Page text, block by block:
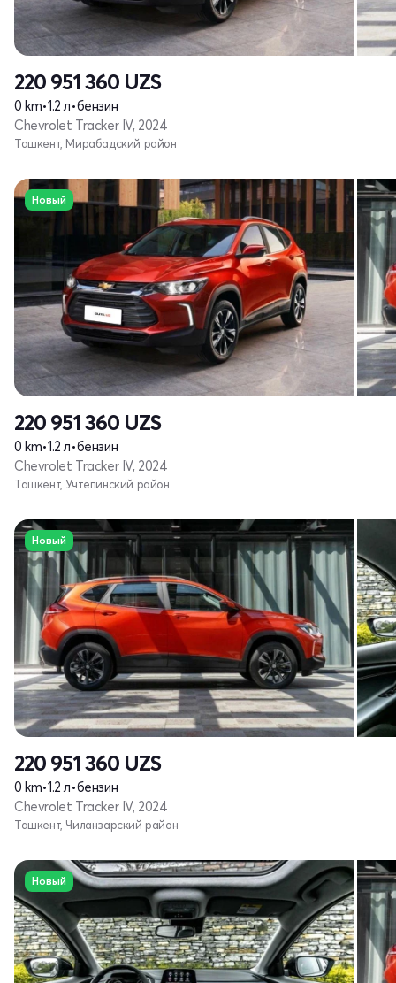
220 951 360 UZS
0 km•1.2 л•бензин
Chevrolet Tracker IV, 2024
Ташкент, Мирабадский район
Новый
220 951 360 UZS
0 km•1.2 л•бензин
Chevrolet Tracker IV, 2024
Ташкент, Учтепинский район
Новый
220 951 360 UZS
0 km•1.2 л•бензин
Chevrolet Tracker IV, 2024
Ташкент, Чиланзарский район
Новый